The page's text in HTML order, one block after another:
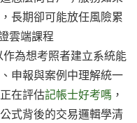
長期卻可能放任風險累
雲端課程
作為想考照者建立系統能
申報與案例中理解統一
在評估記帳士好考嗎 ，
式背後的交易邏輯學清